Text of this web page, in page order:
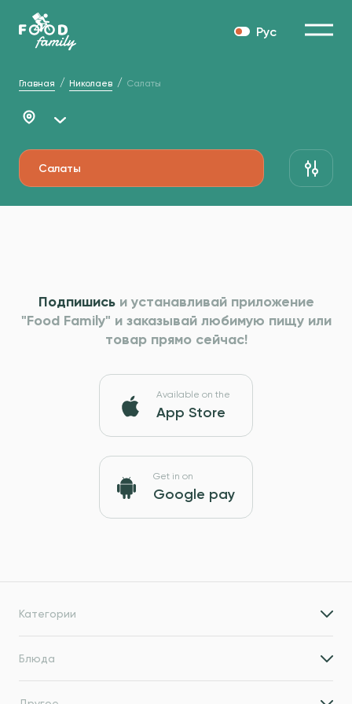
Рус
Главная Николаев Салаты
Салаты
Подпишисьи устанавливай приложение
"Food Family" и заказывай любимую пищу или
товар прямо сейчас!
Available on the
App Store
Get in on
Google pay
Категории
Блюда